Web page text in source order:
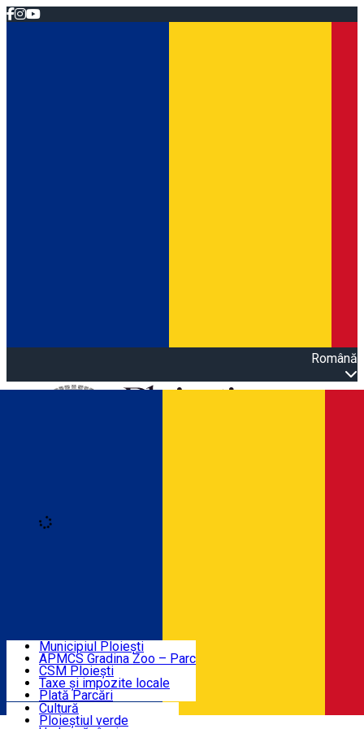
Română
Agenda evenimentelor
Știri Primărie
Turist în Ploiești
Contact
Municipiul Ploiești
APMCS Gradina Zoo – Parc
CSM Ploiești
Taxe și impozite locale
Plată Parcări
Cultură
Ploieștiul verde